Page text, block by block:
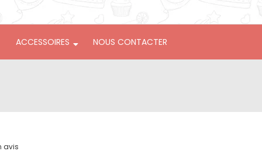
ACCESSOIRES NOUS CONTACTER
avis